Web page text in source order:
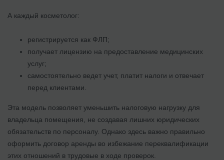
А каждый косметолог:
регистрируется как ФЛП;
получает лицензию на предоставление медицинских
услуг;
самостоятельно ведет учет, платит налоги и отвечает
перед клиентами.
Эта модель позволяет уменьшить налоговую нагрузку для
владельца помещения, не создавая лишних юридических
обязательств по персоналу. Однако здесь важно правильно
оформить договор аренды во избежание переквалификации
этих отношений в трудовые в ходе проверок.